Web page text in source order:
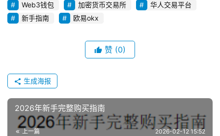
Web3钱包 加密货币交易所
华人交易平台
新手指南
欧易okx
赞 (0)
生成海报
2026年新手完整购买指南
上一篇 2026-02-12 15:52